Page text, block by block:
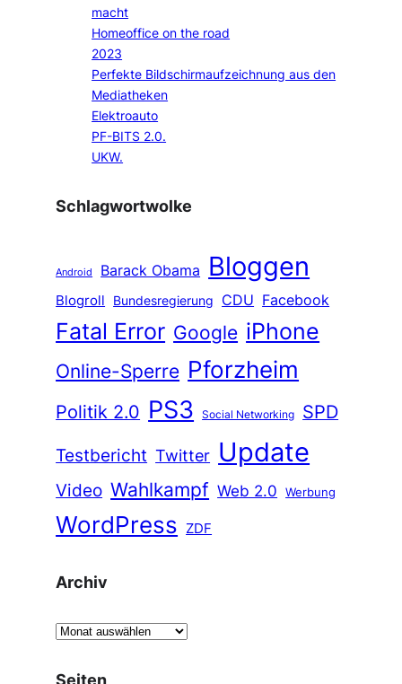
macht
Homeoffice on the road
2023
Perfekte Bildschirmaufzeichnung aus den
Mediatheken
Elektroauto
PF-BITS 2.0.
UKW.
Schlagwortwolke
Android Barack Obama Bloggen
Blogroll Bundesregierung CDU Facebook
Fatal Error Google iPhone
Online-Sperre Pforzheim
Politik 2.0 PS3 Social Networking
SPD
Testbericht Twitter Update
Video Wahlkampf Web 2.0 Werbung
WordPress ZDF
Archiv
A
c
Seiten